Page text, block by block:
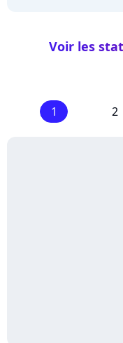
Voir les
1 2